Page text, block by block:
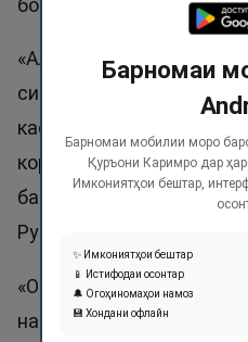
«Аллоҳ аст, ки шуморо
сипас мемиронад, сипас
касоне, ки ба Аллоҳ
корҳоро метавонанд?
барояш шарик
Рум, ояти 40.
«Оё он, ки меофарад,
намеофарад? Оё панд
Барномаи
Барномаи мобилии моро
Қуръони Каримро дар
Имкониятҳои бештар,
✨ Имкониятҳои бештар
📱 Истифодаи осонтар
🔔 Огоҳиномаҳои намоз
💾 Хондани офлайн